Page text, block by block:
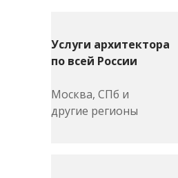
Услуги архитектора
по всей России
Москва, СПб и
другие регионы